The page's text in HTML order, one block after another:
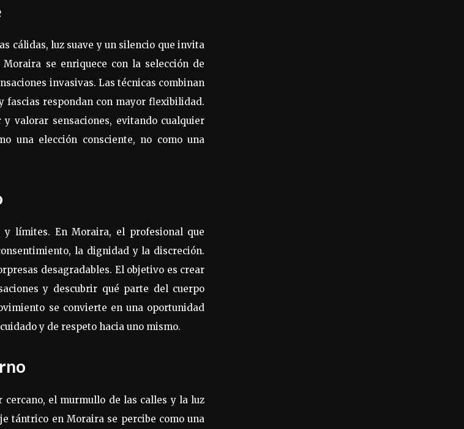
cálidas, luz suave y un silencio que invita
se enriquece con la selección de
invasivas. Las técnicas combinan
fascias respondan con mayor flexibilidad.
valorar sensaciones, evitando cualquier
una elección consciente, no como una
y límites. En Moraira, el profesional que
la dignidad y la discreción.
desagradables. El objetivo es crear
y descubrir qué parte del cuerpo
se convierte en una oportunidad
y de respeto hacia uno mismo.
el murmullo de las calles y la luz
tántrico en Moraira se percibe como una